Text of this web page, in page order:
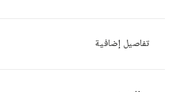
تفاصيل إضافية